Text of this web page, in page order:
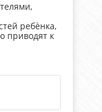
ребѐнка,
приводят к